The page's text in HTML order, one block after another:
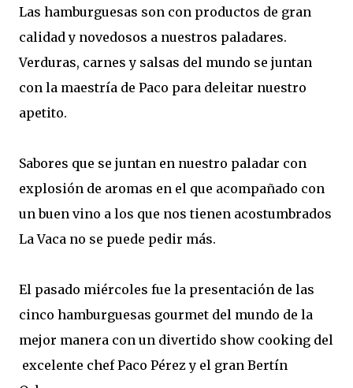
Las hamburguesas son con productos de gran
calidad y novedosos a nuestros paladares.
Verduras, carnes y salsas del mundo se juntan
con la maestría de Paco para deleitar nuestro
apetito.
Sabores que se juntan en nuestro paladar con
explosión de aromas en el que acompañado con
un buen vino a los que nos tienen acostumbrados
La Vaca no se puede pedir más.
El pasado miércoles fue la presentación de las
cinco hamburguesas gourmet del mundo de la
mejor manera con un divertido show cooking del
excelente chef Paco Pérez y el gran Bertín